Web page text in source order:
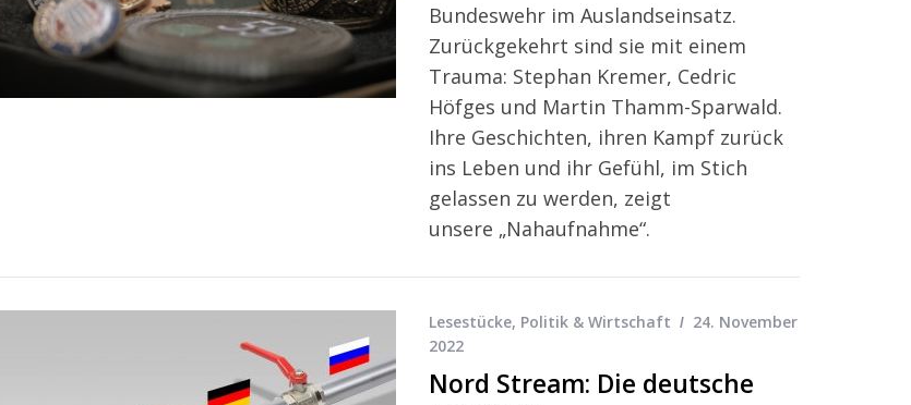
Bundeswehr im Auslandseinsatz.
Zurückgekehrt sind sie mit einem
Trauma: Stephan Kremer, Cedric
Höfges und Martin Thamm-Sparwald.
Ihre Geschichten, ihren Kampf zurück
ins Leben und ihr Gefühl, im Stich
gelassen zu werden, zeigt
unsere „Nahaufnahme“.
Lesestücke, Politik & Wirtschaft
24. November
2022
Nord Stream: Die deutsche